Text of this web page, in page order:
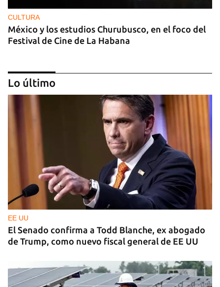
CULTURA
México y los estudios Churubusco, en el foco del
Festival de Cine de La Habana
MÚSICA
Un público enamorado de Celia Cruz desafía la
censura en un homenaje en La Habana
Lo último
EE UU
El Senado confirma a Todd Blanche, ex abogado
de Trump, como nuevo fiscal general de EE UU